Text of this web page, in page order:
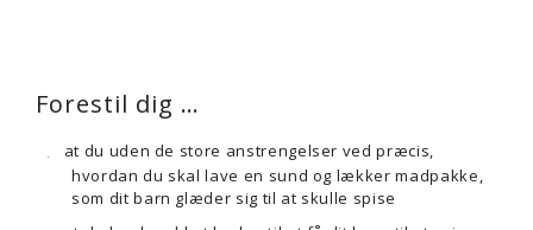
Forestil dig …
at du uden de store anstrengelser ved præcis,
hvordan du skal lave en sund og lækker madpakke,
som dit barn glæder sig til at skulle spise